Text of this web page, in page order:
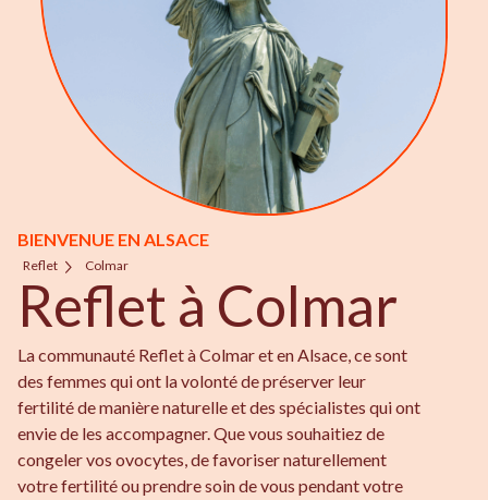
BIENVENUE EN ALSACE
Reflet Colmar
Reflet à Colmar
La communauté Reflet à Colmar et en Alsace, ce sont
des femmes qui ont la volonté de préserver leur
fertilité de manière naturelle et des spécialistes qui ont
envie de les accompagner. Que vous souhaitiez de
congeler vos ovocytes, de favoriser naturellement
votre fertilité ou prendre soin de vous pendant votre